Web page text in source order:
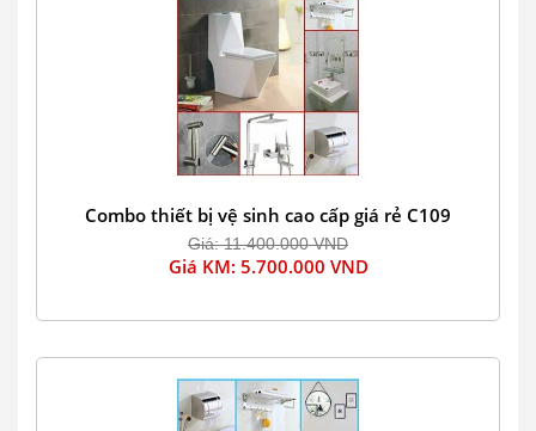
Combo thiết bị vệ sinh cao cấp giá rẻ C109
Giá: 11.400.000 VND
Giá KM: 5.700.000 VND